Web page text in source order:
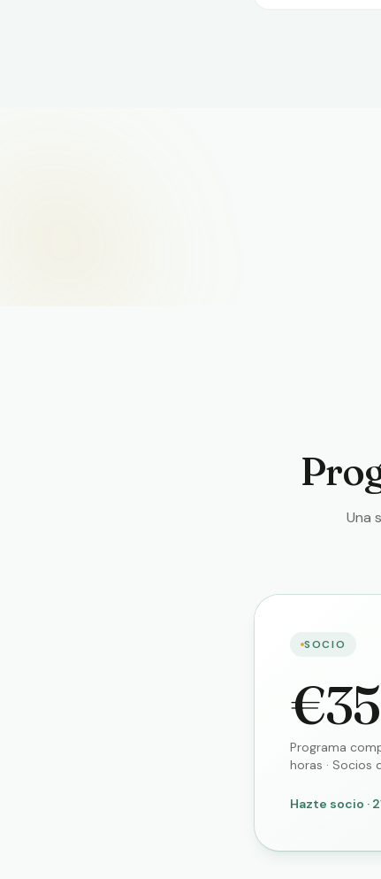
Una
SOCIO
Programa
horas · Socios
Hazte socio ·